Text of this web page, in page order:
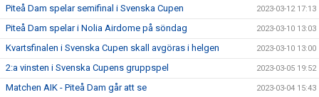
Piteå Dam spelar semifinal i Svenska Cupen 2023-03-12 17:13
Piteå Dam spelar i Nolia Airdome på söndag 2023-03-10 13:03
Kvartsfinalen i Svenska Cupen skall avgöras i helgen 2023-03-10 13:00
2:a vinsten i Svenska Cupens gruppspel 2023-03-05 19:52
Matchen AIK - Piteå Dam går att se 2023-03-04 15:43